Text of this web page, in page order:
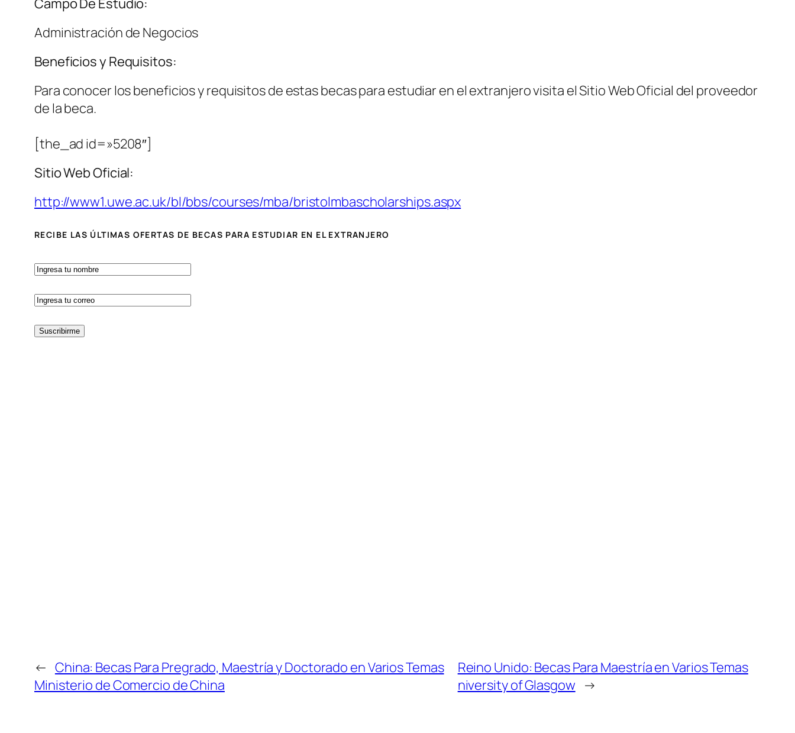
Campo De Estudio:
Administración de Negocios
Beneficios y Requisitos:
Para conocer los beneficios y requisitos de estas becas para estudiar en el extranjero visita el Sitio Web Oficial del proveedor
de la beca.
[the_ad id=»5208″]
Sitio Web Oficial:
http://www1.uwe.ac.uk/bl/bbs/courses/mba/bristolmbascholarships.aspx
RECIBE LAS ÚLTIMAS OFERTAS DE BECAS PARA ESTUDIAR EN EL EXTRANJERO
← China: Becas Para Pregrado, Maestría y Doctorado en Varios Temas
Ministerio de Comercio de China
Reino Unido: Becas Para Maestría en Varios Temas
niversity of Glasgow →